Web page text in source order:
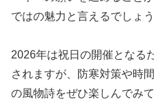
ではの魅力と言えるでしょう
2026年は祝日の開催となる
されますが、防寒対策や時
の風物詩をぜひ楽しんでみて